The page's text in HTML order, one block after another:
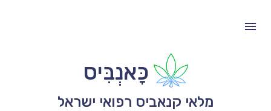
כָּאנְבִּיס
מלאי קנאביס רפואי ישראל